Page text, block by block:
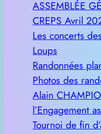
ASSEMBLÉE
CREPS Avril
Les concerts
Loups
Randonnées
Photos des
Alain
l’Engagement
Tournoi de fin